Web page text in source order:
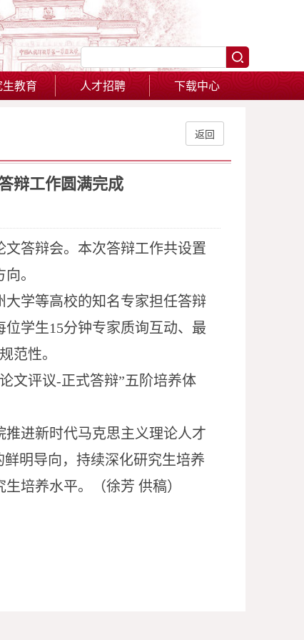
教育 人才招聘 下载中心
返回
辩工作圆满完成
文答辩会。本次答辩工作共设置
向。
大学等高校的知名专家担任答辩
位学生15分钟专家质询互动、 最
范性。
文评议-正式答辩”五 阶培养体
进新时代马克思主义理论人才
鲜明导向，持续深化研究生培养
生培养水平。（徐芳 供稿）